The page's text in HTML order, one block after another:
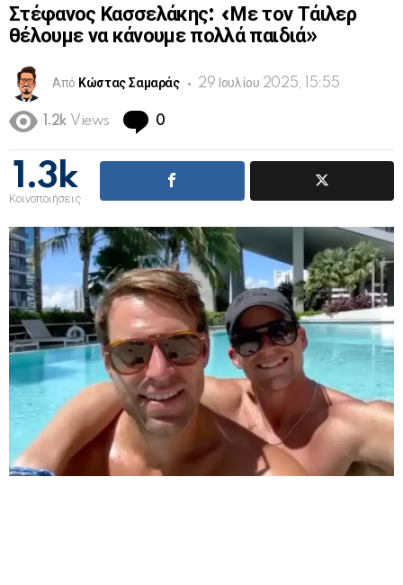
Στέφανος Κασσελάκης: «Με τον Τάιλερ
θέλουμε να κάνουμε πολλά παιδιά»
Από Κώστας Σαμαράς 29 Ιουλίου 2025, 15:55
1.2k Views 0
1.3k
Κοινοποιήσεις